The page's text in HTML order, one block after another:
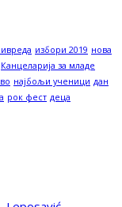
избори 2019 нова
Канцеларија за младе
најбољи ученици дан
рок фест деца